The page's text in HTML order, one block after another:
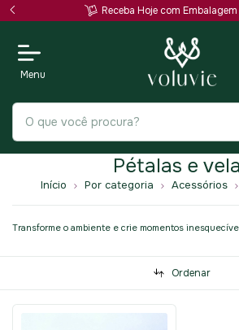
Receba Hoje com
Pétalas e
Início Por categoria Acessórios
Transforme o ambiente e crie momentos
Ordenar